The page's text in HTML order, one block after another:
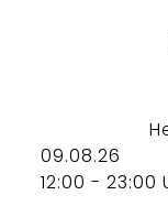
09.08.26
12:00 - 23:00